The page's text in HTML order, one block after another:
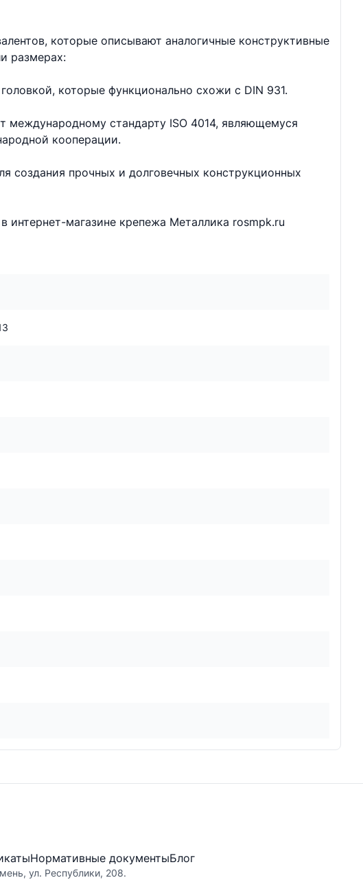
которые описывают аналогичные конструктивные
размерах:
которые функционально схожи с DIN 931.
стандарту ISO 4014, являющемуся
кооперации.
создания прочных и долговечных конструкционных
интернет-магазине крепежа Металлика rosmpk.ru
Нормативные документыБлог
ул. Республики, 208.